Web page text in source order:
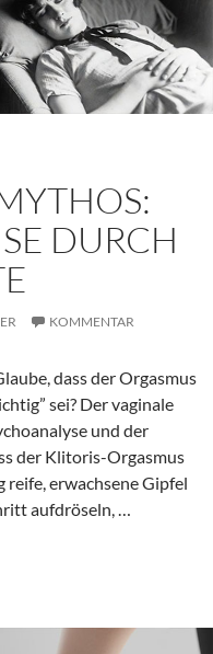
DURCH
KOMMENTAR
dass der Orgasmus
sei? Der vaginale
und der
der Klitoris-Orgasmus
reife, erwachsene Gipfel
aufdröseln, …
Reise